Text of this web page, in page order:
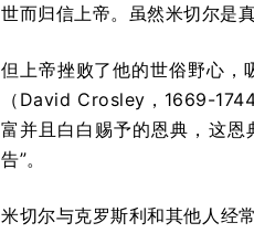
世而归信上帝。虽然米切尔是
但上帝挫败了他的世俗野心，
（David Crosley，1669-
富并且白白赐予的恩典，这恩
告”。
米切尔与克罗斯利和其他人经